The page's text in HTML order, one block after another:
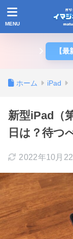
【
ホーム iPad
新型iPad（
日は？待つ
2022年10月22